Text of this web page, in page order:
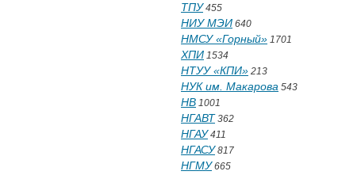
ТПУ455
НИУ МЭИ 640
НМСУ «Горный» 1701
ХПИ 1534
НТУУ «КПИ» 213
НУК им. Макарова 543
НВ 1001
НГАВТ 362
НГАУ411
НГАСУ817
НГМУ665